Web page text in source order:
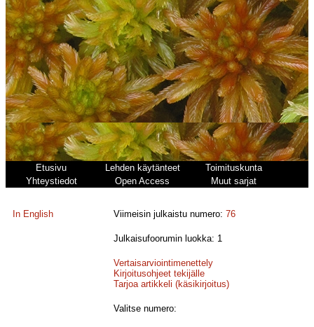
Etusivu Lehden käytänteet
Toimituskunta
Yhteystiedot
Open Access Muut sarjat
In English Viimeisin julkaistu numero:76
Julkaisufoorumin luokka: 1
Vertaisarviointimenettely
Kirjoitusohjeet tekijälle
Tarjoa artikkeli (käsikirjoitus)
Valitse numero: